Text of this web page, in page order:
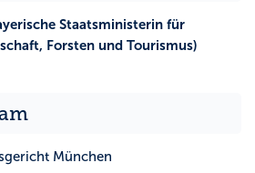
Staatsministerin für
Forsten und Tourismus)
München